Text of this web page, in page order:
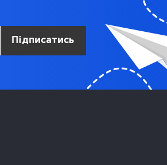
Підписатись